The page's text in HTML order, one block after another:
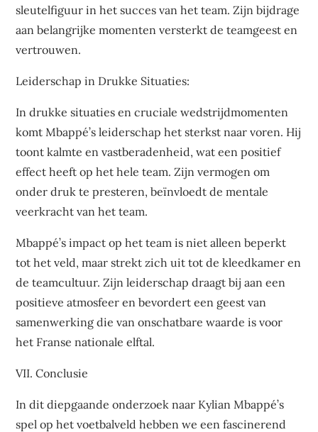
sleutelfiguur in het succes van het team. Zijn bijdrage
aan belangrijke momenten versterkt de teamgeest en
vertrouwen.
Leiderschap in Drukke Situaties:
In drukke situaties en cruciale wedstrijdmomenten
komt Mbappé’s leiderschap het sterkst naar voren. Hij
toont kalmte en vastberadenheid, wat een positief
effect heeft op het hele team. Zijn vermogen om
onder druk te presteren, beïnvloedt de mentale
veerkracht van het team.
Mbappé’s impact op het team is niet alleen beperkt
tot het veld, maar strekt zich uit tot de kleedkamer en
de teamcultuur. Zijn leiderschap draagt bij aan een
positieve atmosfeer en bevordert een geest van
samenwerking die van onschatbare waarde is voor
het Franse nationale elftal.
VII. Conclusie
In dit diepgaande onderzoek naar Kylian Mbappé’s
spel op het voetbalveld hebben we een fascinerend